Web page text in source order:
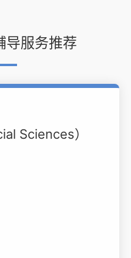
导服务推荐
Sciences）